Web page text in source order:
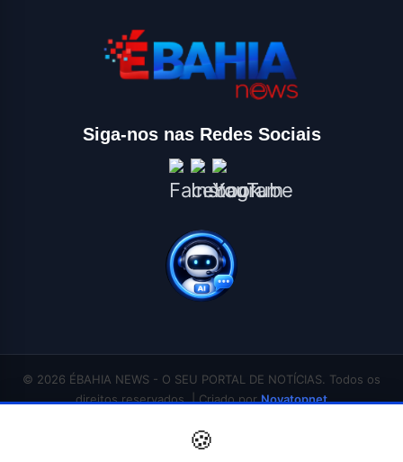
Siga-nos nas Redes Sociais
© 2026 ÉBAHIA NEWS - O SEU PORTAL DE NOTÍCIAS. Todos os
direitos reservados. | Criado porNovatopnet
ECONOMIA
🍪